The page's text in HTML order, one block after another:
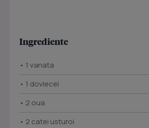
Ingrediente
• 1 vanata
• 1 dovlecel
• 2 oua
• 2 catei usturoi